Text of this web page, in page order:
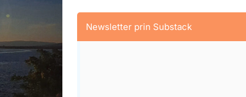
Newsletter prin Substack